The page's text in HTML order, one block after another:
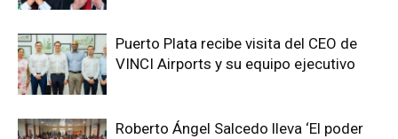
Puerto Plata recibe visita del CEO de
VINCI Airports y su equipo ejecutivo
Roberto Ángel Salcedo lleva ‘El poder